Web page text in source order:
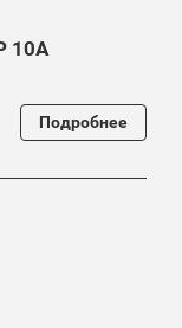
10A
Подробнее